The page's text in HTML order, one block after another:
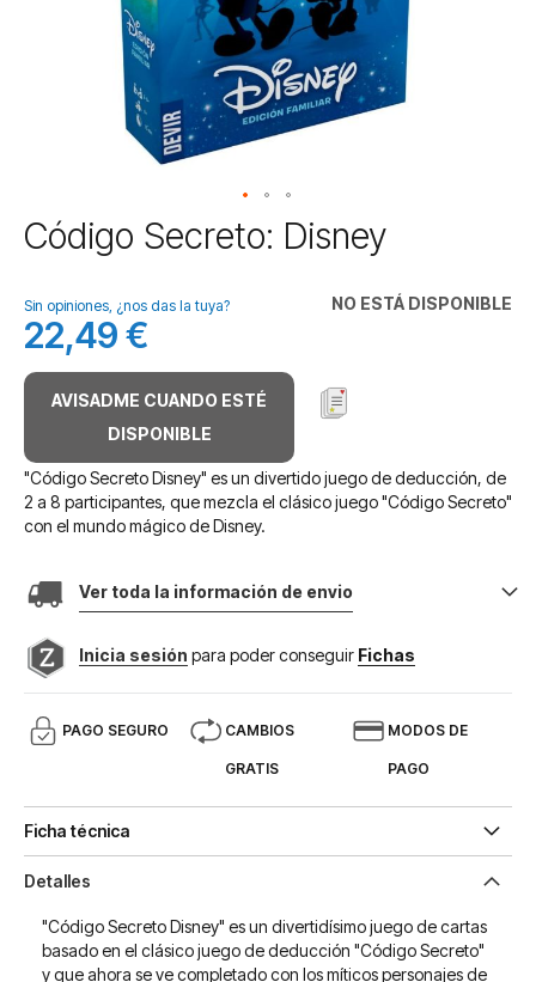
Saltar
al
de
la
galería
de
imágenes
Código Secreto: Disney
NO ESTÁ DISPONIBLE
Sin opiniones, ¿nos das la tuya?
22,49 €
AVISADME CUANDO ESTÉ
DISPONIBLE
"Código Secreto Disney" es un divertido juego de deducción, de
2 a 8 participantes, que mezcla el clásico juego "Código Secreto"
con el mundo mágico de Disney.
Ver toda la información de envio
Inicia sesión para poder conseguir Fichas
PAGO SEGURO CAMBIOS
GRATIS
MODOS DE
PAGO
Ficha técnica
Detalles
"Código Secreto Disney" es un divertidísimo juego de cartas
basado en el clásico juego de deducción "Código Secreto"
y que ahora se ve completado con los míticos personajes de